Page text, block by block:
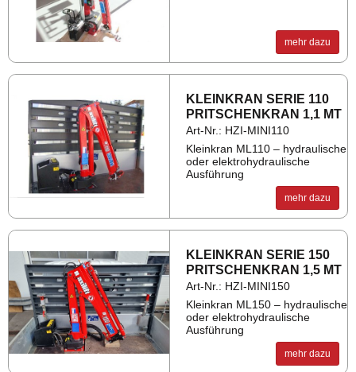
mehr dazu
KLEIN­KRAN SERIE 110
PRIT­SCHEN­KRAN 1,1 MT
Art-Nr.: HZI-MINI110
Kleinkran ML110 – hydraulische
oder elektrohydraulische
Ausführung
mehr dazu
KLEIN­KRAN SERIE 150
PRIT­SCHEN­KRAN 1,5 MT
Art-Nr.: HZI-MINI150
Kleinkran ML150 – hydraulische
oder elektrohydraulische
Ausführung
mehr dazu